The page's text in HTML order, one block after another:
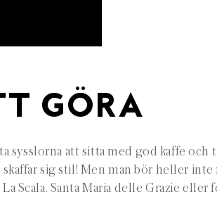
GÖRA
sysslorna att sitta med god kaffe och
sig stil! Men man bör heller inte
Scala, Santa Maria delle Grazie eller